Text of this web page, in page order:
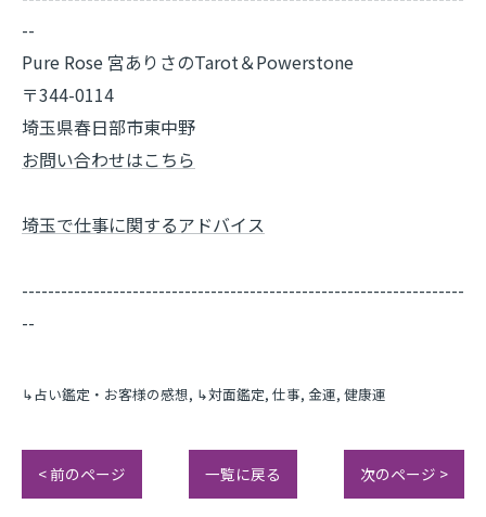
--
Pure Rose 宮ありさのTarot＆Powerstone
〒344-0114
埼玉県春日部市東中野
お問い合わせはこちら
埼玉で仕事に関するアドバイス
--------------------------------------------------------------------
--
↳占い鑑定・お客様の感想 ↳対面鑑定 仕事 金運 健康運
< 前のページ 一覧に戻る 次のページ >